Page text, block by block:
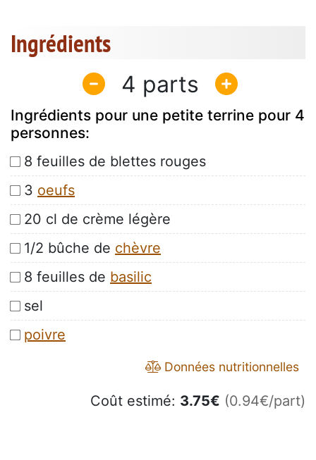
Ingrédients
4
Ingrédients pour une petite terrine pour 4
personnes:
8 feuilles de blettes rouges
3 oeufs
20 cl de crème légère
1/2 bûche de chèvre
8 feuilles de basilic
sel
poivre
Données nutritionnelles
Coût estimé: 3.75€ (0.94€/part)